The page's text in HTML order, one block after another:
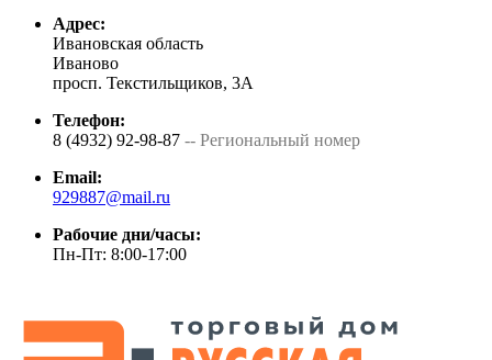
Адрес:
Ивановская область
Иваново
просп. Текстильщиков, 3А
Телефон:
8 (4932) 92-98-87 -- Региональный номер
Email:
929887@mail.ru
Рабочие дни/часы:
Пн-Пт: 8:00-17:00